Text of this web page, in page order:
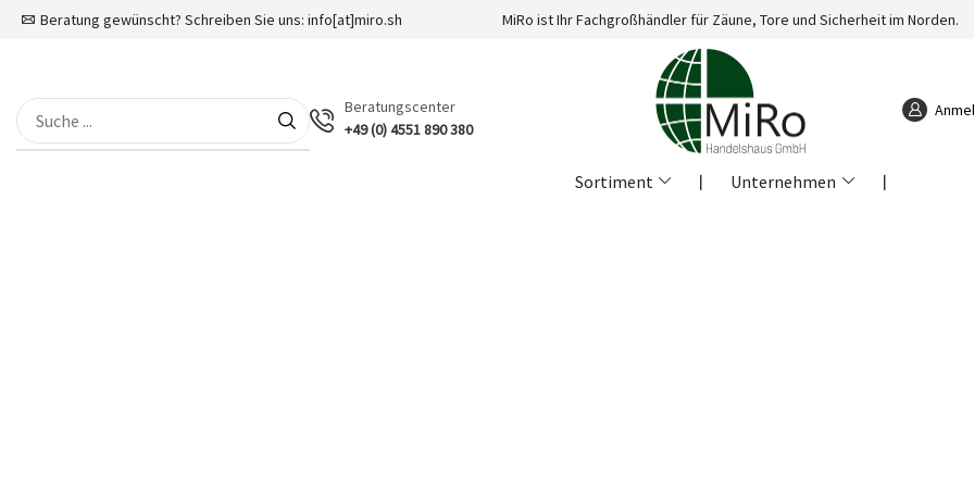
Beratung gewünscht? Schreiben Sie uns: info[at]miro.sh MiRo ist Ihr Fachgroßhändler für Zäune, Tore und Sicherheit im Norden.
Beratungscenter
+49 (0) 4551 890 380
Sortiment ❘ Unternehmen ❘